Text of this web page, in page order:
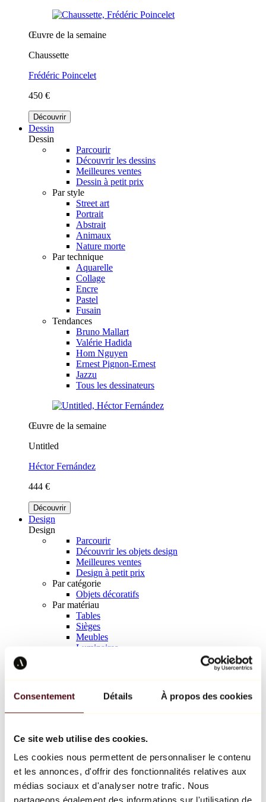
Consentement Détails À propos des cookies
Ce site web utilise des cookies.
Les cookies nous permettent de personnaliser le contenu
et les annonces, d'offrir des fonctionnalités relatives aux
médias sociaux et d'analyser notre trafic. Nous
partageons également des informations sur l'utilisation de
Œuvre de la semaine
Chaussette
Frédéric Poincelet
450 €
Découvrir
Dessin
Dessin
Parcourir
Découvrir les dessins
Meilleures ventes
Dessin à petit prix
Par style
Street art
Portrait
Abstrait
Animaux
Nature morte
Par technique
Aquarelle
Collage
Encre
Pastel
Fusain
Tendances
Bruno Mallart
Valérie Hadida
Hom Nguyen
Ernest Pignon-Ernest
Jazzu
Tous les dessinateurs
Œuvre de la semaine
Untitled
Héctor Fernández
444 €
Découvrir
Design
Design
Parcourir
Découvrir les objets design
Meilleures ventes
Design à petit prix
Par catégorie
Objets décoratifs
Par matériau
Tables
Sièges
Meubles
Luminaires
Richard Orlinski
Keith Haring
Jeff Koons
Jean-Michel Basquiat
Tous les designers
Œuvre de la semaine